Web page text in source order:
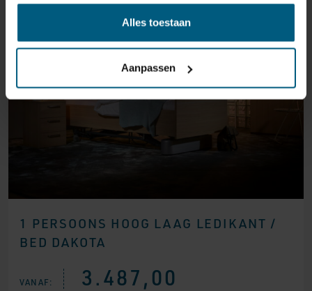
Alles toestaan
Aanpassen
1 PERSOONS HOOG LAAG LEDIKANT /
BED DAKOTA
VANAF: 3.487,00